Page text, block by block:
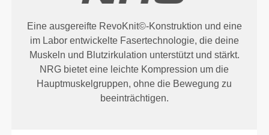
Eine ausgereifte RevoKnit©-Konstruktion und eine
im Labor entwickelte Fasertechnologie, die deine
Muskeln und Blutzirkulation unterstützt und stärkt.
NRG bietet eine leichte Kompression um die
Hauptmuskelgruppen, ohne die Bewegung zu
beeinträchtigen.